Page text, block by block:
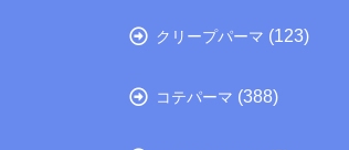
クリープパーマ (123)
コテパーマ (388)